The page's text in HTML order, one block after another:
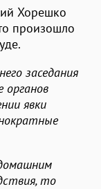
Хорешко
произошло
заседания
органов
явки
то